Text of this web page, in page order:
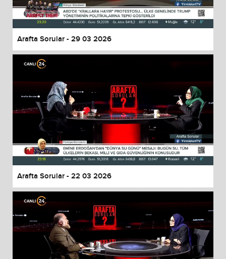
Arafta Sorular - 29 03 2026
Arafta Sorular - 22 03 2026